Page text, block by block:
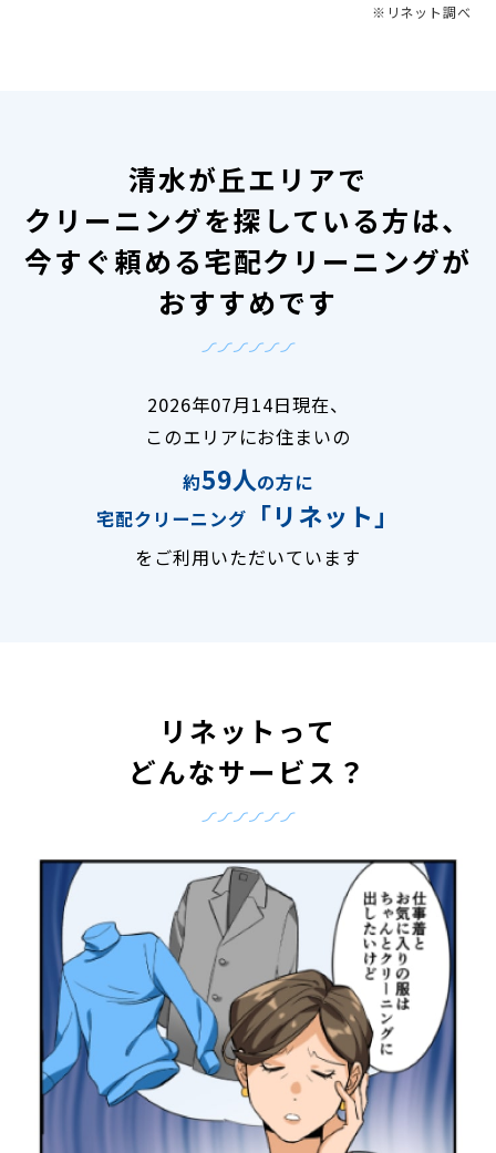
※リネット調べ
清水が丘エリアで
クリーニングを探している方は、
今すぐ頼める宅配クリーニングが
おすすめです
2026年07月14日現在、
このエリアにお住まいの
約59人の方に
宅配クリーニング
「リネット」
をご利用いただいています
リネットって
どんなサービス？